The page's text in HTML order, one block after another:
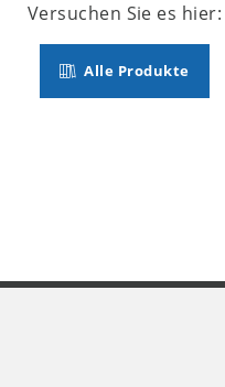
Versuchen Sie es hier:
Alle Produkte